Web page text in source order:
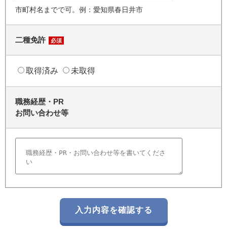
市町村名までで可。例：愛知県春日井市
二種免許 必須
取得済み 未取得
職務経歴・PR
お問い合わせ等